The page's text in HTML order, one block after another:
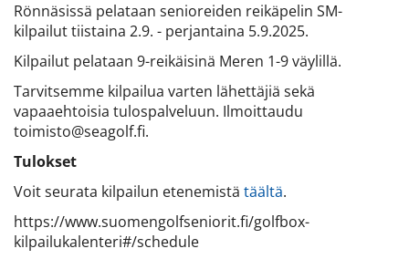
Rönnäsissä pelataan senioreiden reikäpelin SM-
kilpailut tiistaina 2.9. - perjantaina 5.9.2025.
Kilpailut pelataan 9-reikäisinä Meren 1-9 väylillä.
Tarvitsemme kilpailua varten lähettäjiä sekä
vapaaehtoisia tulospalveluun. Ilmoittaudu
toimisto@seagolf.fi.
Tulokset
Voit seurata kilpailun etenemistä täältä.
https://www.suomengolfseniorit.fi/golfbox-
kilpailukalenteri#/schedule